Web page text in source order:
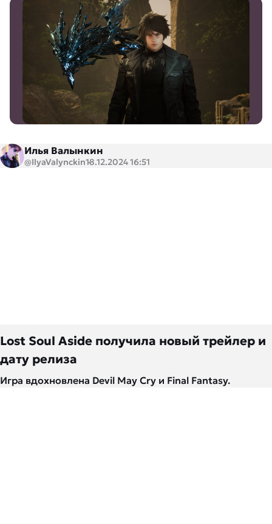
Lost Soul Aside получила новый трейлер и
дату релиза
Игра вдохновлена Devil May Cry и Final Fantasy.
Илья Валынкин
@IlyaValynckin18.12.2024 16:51